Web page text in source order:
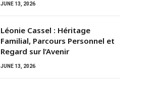
JUNE 13, 2026
Léonie Cassel : Héritage
Familial, Parcours Personnel et
Regard sur l’Avenir
JUNE 13, 2026